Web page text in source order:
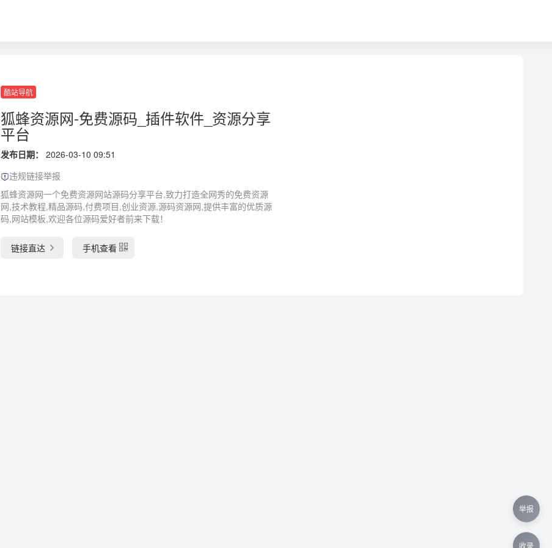
酷站导航
狐蜂资源网-免费源码_插件软件_资源分享
平台
发布日期：
2026-03-10 09:51
违规链接举报
狐蜂资源网一个免费资源网站源码分享平台,致力打造全网秀的免费资源
网,技术教程,精品源码,付费项目,创业资源,源码资源网,提供丰富的优质源
码,网站模板,欢迎各位源码爱好者前来下载！
链接直达 手机查看
举报
收录